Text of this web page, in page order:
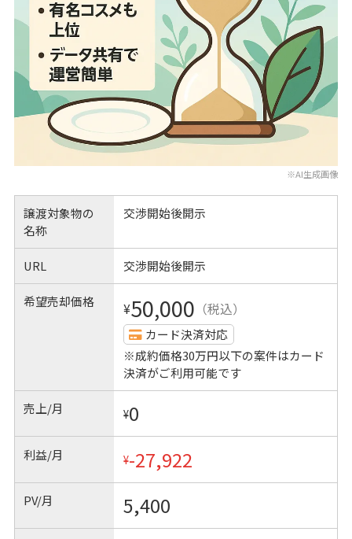
※AI生成画像
譲渡対象物の
名称
交渉開始後開示
URL 交渉開始後開示
希望売却価格 ¥50,000 （税込）
カード決済対応
※成約価格30万円以下の案件はカード
決済がご利用可能です
売上/月 ¥0
利益/月 ¥-27,922
PV/月 5,400